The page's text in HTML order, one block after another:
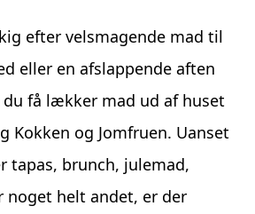
efter velsmagende mad til
eller en afslappende aften
få lækker mad ud af huset
Kokken og Jomfruen. Uanset
tapas, brunch, julemad,
noget helt andet, er der